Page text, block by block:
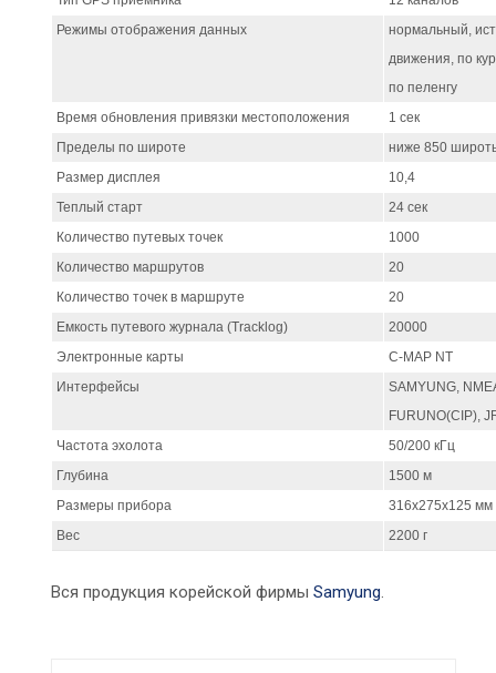
Режимы отображения данных
нормальный,
движения, по
по пеленгу
Время обновления привязки местоположения
1 сек
Пределы по широте
ниже 850
Размер дисплея
10,4
Теплый старт
24 сек
Количество путевых точек
1000
Количество маршрутов
20
Количество точек в маршруте
20
Емкость путевого журнала (Tracklog)
20000
Электронные карты
C-MAP NT
Интерфейсы
SAMYUNG,
FURUNO(CIP),
Частота эхолота
50/200 кГц
Глубина
1500 м
Размеры прибора
316х275х125 мм
Вес
2200 г
Вся продукция корейской фирмы Samyung.